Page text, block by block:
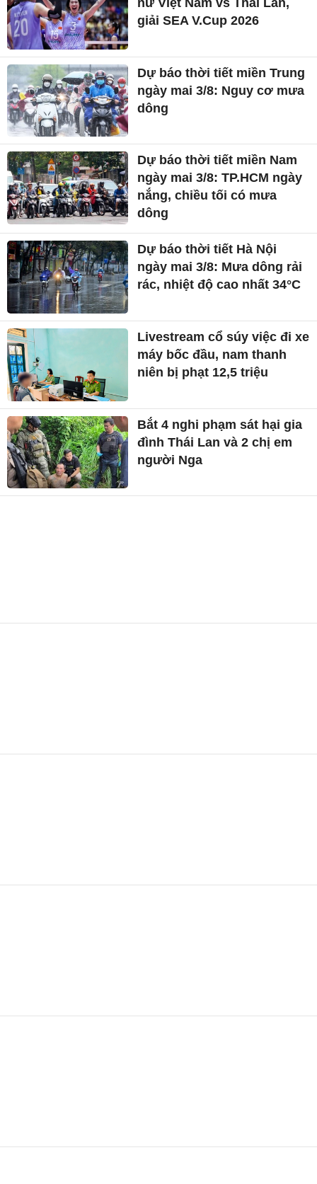
giải SEA V.Cup 2026
Dự báo thời tiết miền Trung
ngày mai 3/8: Nguy cơ mưa
dông
Dự báo thời tiết miền Nam
ngày mai 3/8: TP.HCM ngày
nắng, chiều tối có mưa
dông
Dự báo thời tiết Hà Nội
ngày mai 3/8: Mưa dông rải
rác, nhiệt độ cao nhất 34°C
Livestream cổ súy việc đi xe
máy bốc đầu, nam thanh
niên bị phạt 12,5 triệu
Bắt 4 nghi phạm sát hại gia
đình Thái Lan và 2 chị em
người Nga